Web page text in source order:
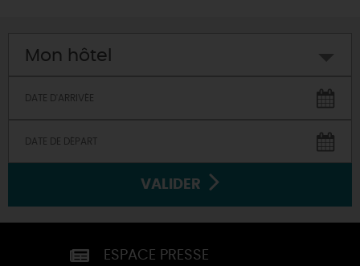
Mon hôtel
VALIDER
ESPACE PRESSE